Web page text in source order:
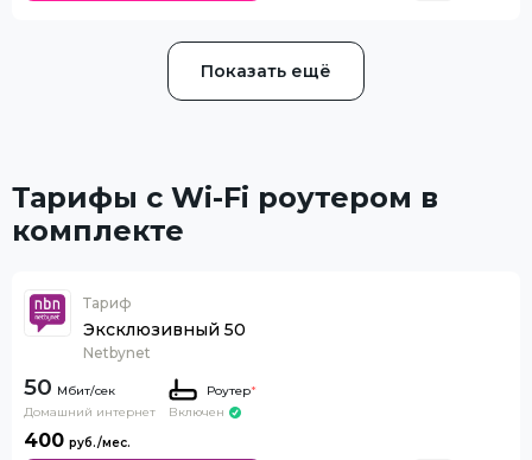
Показать ещё
Тарифы с Wi-Fi роутером в
комплекте
Тариф
Эксклюзивный 50
Netbynet
50
Домашний интернет
Роутер*
Включен
400